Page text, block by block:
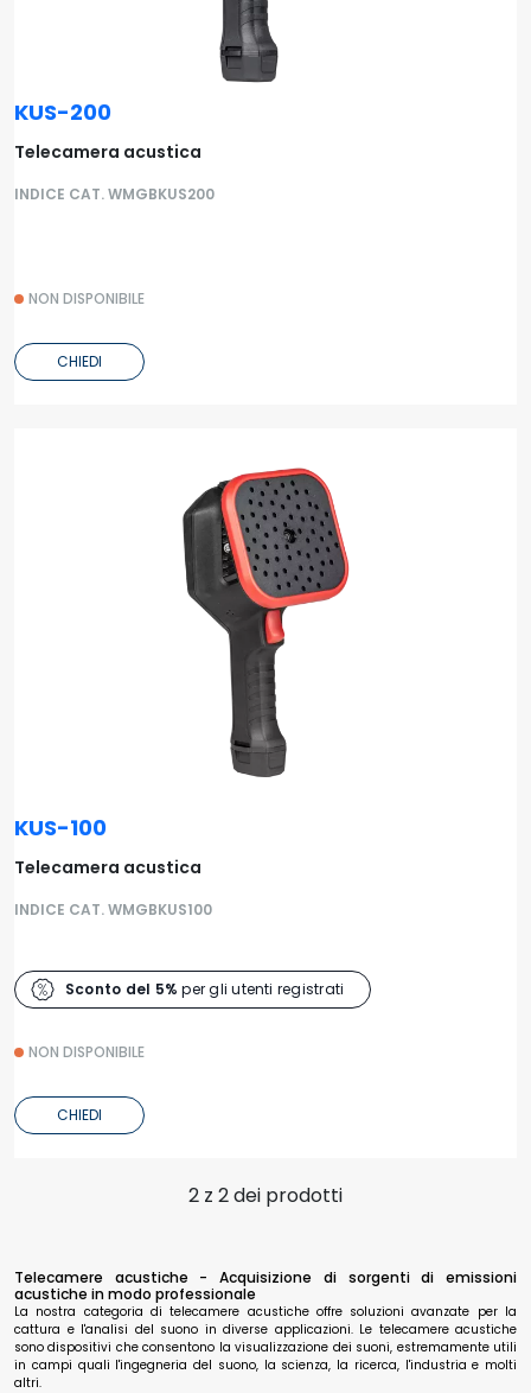
KUS-200
Telecamera acustica
INDICE CAT. WMGBKUS200
NON DISPONIBILE
CHIEDI
KUS-100
Telecamera acustica
INDICE CAT. WMGBKUS100
Sconto del 5% per gli utenti registrati
NON DISPONIBILE
CHIEDI
2 z 2 dei prodotti
Telecamere acustiche - Acquisizione di sorgenti di emissioni
acustiche in modo professionale
La nostra categoria di telecamere acustiche offre soluzioni avanzate per la
cattura e l'analisi del suono in diverse applicazioni. Le telecamere acustiche
sono dispositivi che consentono la visualizzazione dei suoni, estremamente utili
in campi quali l'ingegneria del suono, la scienza, la ricerca, l'industria e molti
altri.